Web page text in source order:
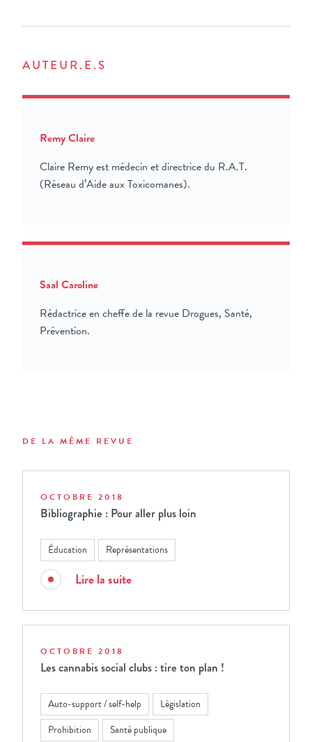
AUTEUR.E.S
Remy Claire
Claire Remy est médecin et directrice du R.A.T.
(Réseau d’Aide aux Toxicomanes).
Saal Caroline
Rédactrice en cheffe de la revue Drogues, Santé,
Prévention.
DE LA MÊME REVUE
OCTOBRE 2018
Bibliographie : Pour aller plus loin
Éducation Représentations
Lire la suite
OCTOBRE 2018
Les cannabis social clubs : tire ton plan !
Auto-support / self-help
Législation
Prohibition
Santé publique